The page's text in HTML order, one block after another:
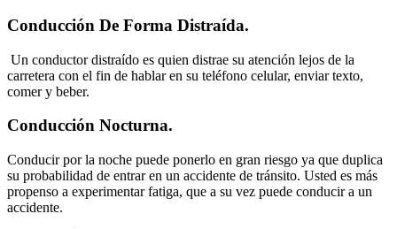
Conducción De Forma Distraída.
Un conductor distraído es quien distrae su atención lejos de la
carretera con el fin de hablar en su teléfono celular, enviar texto,
comer y beber.
Conducción Nocturna.
Conducir por la noche puede ponerlo en gran riesgo ya que duplica
su probabilidad de entrar en un accidente de tránsito. Usted es más
propenso a experimentar fatiga, que a su vez puede conducir a un
accidente.